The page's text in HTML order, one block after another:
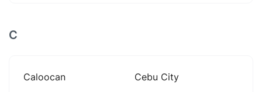
C
Caloocan Cebu City